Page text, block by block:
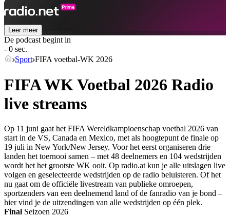
Leer meer
De podcast begint in
- 0 sec.
Sport FIFA voetbal-WK 2026
FIFA WK Voetbal 2026 Radio
live streams
Op 11 juni gaat het FIFA Wereldkampioenschap voetbal 2026 van
start in de VS, Canada en Mexico, met als hoogtepunt de finale op
19 juli in New York/New Jersey. Voor het eerst organiseren drie
landen het toernooi samen – met 48 deelnemers en 104 wedstrijden
wordt het het grootste WK ooit. Op radio.at kun je alle uitslagen live
volgen en geselecteerde wedstrijden op de radio beluisteren. Of het
nu gaat om de officiële livestream van publieke omroepen,
sportzenders van een deelnemend land of de fanradio van je bond –
hier vind je de uitzendingen van alle wedstrijden op één plek.
Final Seizoen 2026